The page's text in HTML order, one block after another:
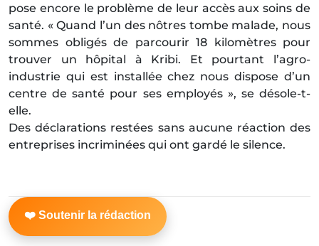
pose encore le problème de leur accès aux soins de
santé. « Quand l’un des nôtres tombe malade, nous
sommes obligés de parcourir 18 kilomètres pour
trouver un hôpital à Kribi. Et pourtant l’agro-
industrie qui est installée chez nous dispose d’un
centre de santé pour ses employés », se désole-t-
elle.
Des déclarations restées sans aucune réaction des
entreprises incriminées qui ont gardé le silence.